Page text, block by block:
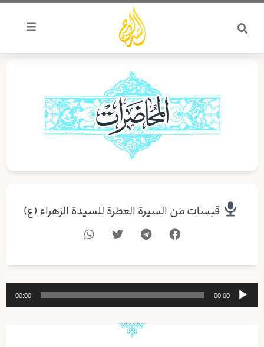
تخطي
المحتوى
قبسات من السيرة العطرة للسيدة الزهراء (ع)
مشغل
الصوت
00:00
00:00